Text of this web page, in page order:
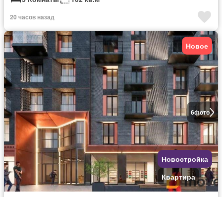
20 часов назад
6фото
Новое
Новостройка
Квартира